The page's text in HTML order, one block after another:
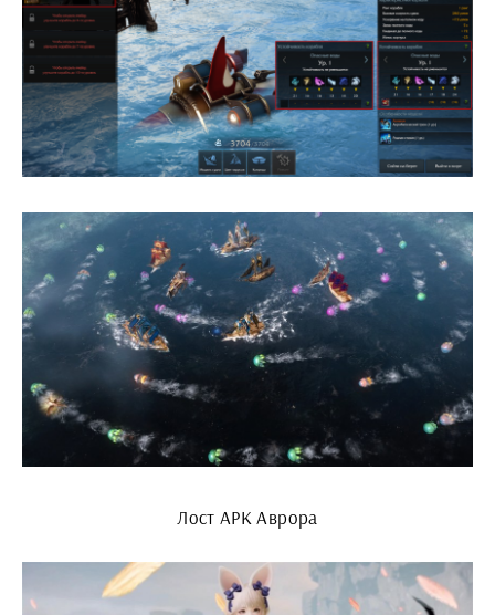
Лост АРК Аврора